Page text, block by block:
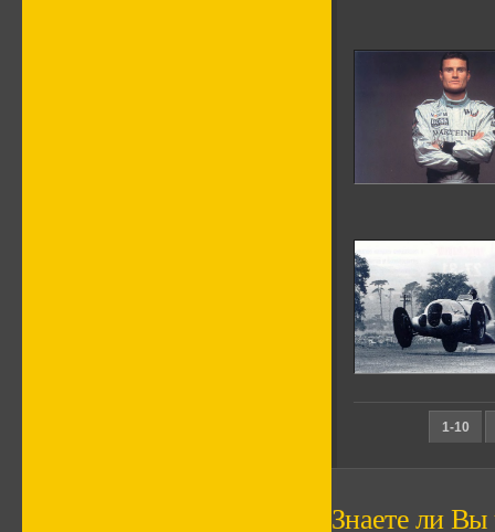
1-10
Знаете ли Вы